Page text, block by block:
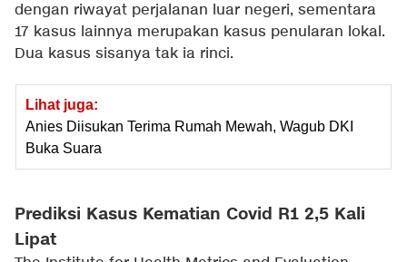
dengan riwayat perjalanan luar negeri, sementara
17 kasus lainnya merupakan kasus penularan lokal.
Dua kasus sisanya tak ia rinci.
Lihat juga:
Anies Diisukan Terima Rumah Mewah, Wagub DKI
Buka Suara
Prediksi Kasus Kematian Covid R1 2,5 Kali
Lipat